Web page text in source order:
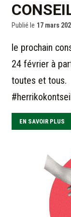
Publié le 17 mars
le prochain
24 février à
toutes et tous.
EN SAVOIR PLUS